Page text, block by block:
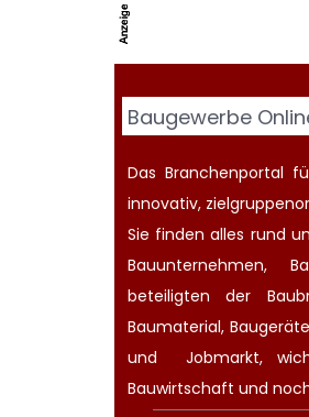
Baugewerbe
Das Branchenportal
innovativ,
Sie finden alles rund
Bauunternehmen,
beteiligten der
Baumaterial,Baugeräte
und Jobmarkt,
Bauwirtschaft und